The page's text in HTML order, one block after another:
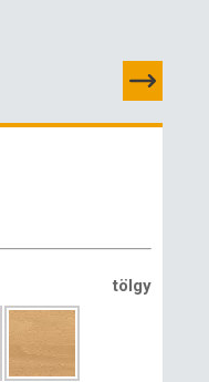
tölgy